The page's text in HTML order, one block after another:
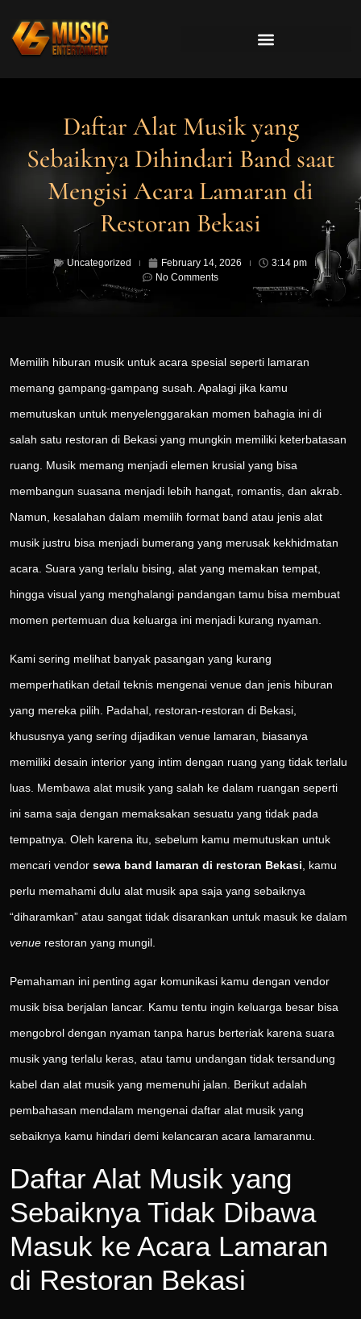
Daftar Alat Musik yang
Sebaiknya Dihindari Band saat
Mengisi Acara Lamaran di
Restoran Bekasi
Uncategorized February 14, 2026
3:14 pm
No Comments
Memilih hiburan musik untuk acara spesial seperti lamaran
memang gampang-gampang susah. Apalagi jika kamu
memutuskan untuk menyelenggarakan momen bahagia ini di
salah satu restoran di Bekasi yang mungkin memiliki keterbatasan
ruang. Musik memang menjadi elemen krusial yang bisa
membangun suasana menjadi lebih hangat, romantis, dan akrab.
Namun, kesalahan dalam memilih format band atau jenis alat
musik justru bisa menjadi bumerang yang merusak kekhidmatan
acara. Suara yang terlalu bising, alat yang memakan tempat,
hingga visual yang menghalangi pandangan tamu bisa membuat
momen pertemuan dua keluarga ini menjadi kurang nyaman.
Kami sering melihat banyak pasangan yang kurang
memperhatikan detail teknis mengenai venue dan jenis hiburan
yang mereka pilih. Padahal, restoran-restoran di Bekasi,
khususnya yang sering dijadikan venue lamaran, biasanya
memiliki desain interior yang intim dengan ruang yang tidak terlalu
luas. Membawa alat musik yang salah ke dalam ruangan seperti
ini sama saja dengan memaksakan sesuatu yang tidak pada
tempatnya. Oleh karena itu, sebelum kamu memutuskan untuk
mencari vendor sewa band lamaran di restoran Bekasi , kamu
perlu memahami dulu alat musik apa saja yang sebaiknya
“diharamkan” atau sangat tidak disarankan untuk masuk ke dalam
venue restoran yang mungil.
Pemahaman ini penting agar komunikasi kamu dengan vendor
musik bisa berjalan lancar. Kamu tentu ingin keluarga besar bisa
mengobrol dengan nyaman tanpa harus berteriak karena suara
musik yang terlalu keras, atau tamu undangan tidak tersandung
kabel dan alat musik yang memenuhi jalan. Berikut adalah
pembahasan mendalam mengenai daftar alat musik yang
sebaiknya kamu hindari demi kelancaran acara lamaranmu.
Daftar Alat Musik yang
Sebaiknya Tidak Dibawa
Masuk ke Acara Lamaran
di Restoran Bekasi